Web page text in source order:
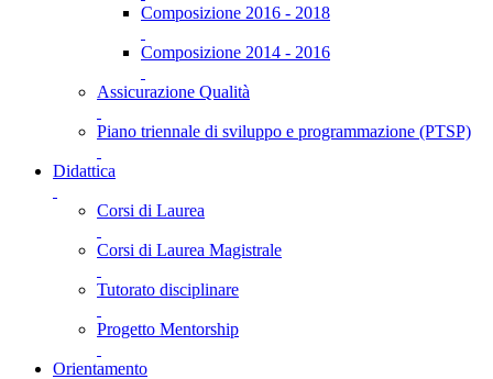
Composizione 2016 - 2018
Composizione 2014 - 2016
Assicurazione Qualità
Piano triennale di sviluppo e programmazione (PTSP)
Didattica
Corsi di Laurea
Corsi di Laurea Magistrale
Tutorato disciplinare
Progetto Mentorship
Orientamento